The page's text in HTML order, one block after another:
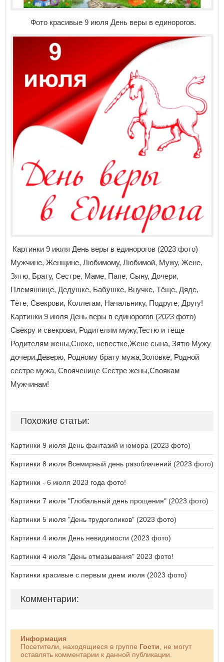
Фото красивые 9 июля День веры в единорогов.
Картинки 9 июля День веры в единорогов (2023 фото)
Мужчине, Женщине, Любимому, Любимой, Мужу, Жене,
Зятю, Брату, Сестре, Маме, Папе, Сыну, Дочери,
Племяннице, Дедушке, Бабушке, Внучке, Тёще, Дяде,
Тёте, Свекрови, Коллегам, Начальнику, Подруге, Другу!
Картинки 9 июля День веры в единорогов (2023 фото)
Свёкру и свекрови, Родителям мужу,Тестю и тёще
Родителям жены,Снохе, невестке,Жене сына, Зятю Мужу
дочери,Деверю, Родному брату мужа,Золовке, Родной
сестре мужа, Свояченице Сестре жены,Своякам
Мужчинам!
Похожие статьи:
Картинки 9 июля День фантазий и юмора (2023 фото)
Картинки 8 июля Всемирный день разоблачений (2023 фото)
Картинки - 6 июля 2023 года фото!
Картинки 7 июля "Глобальный день прощения" (2023 фото)
Картинки 5 июля "День трудоголиков" (2023 фото)
Картинки 4 июля День невидимости (2023 фото)
Картинки 4 июля "День отмазывания" 2023 фото!
Картинки красивые с первым днем июля (2023 фото)
Комментарии:
Информация
Посетители, находящиеся в группе Гости, не могут
оставлять комментарии к данной публикации.